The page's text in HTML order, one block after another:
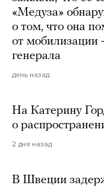
«Медуза»
о том, что она
от мобилизации
генерала
день назад
На Катерину
о
2 дня назад
В Швеции